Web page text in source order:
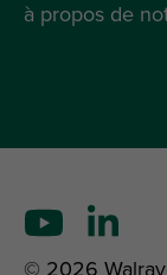
à propos de
© 2026